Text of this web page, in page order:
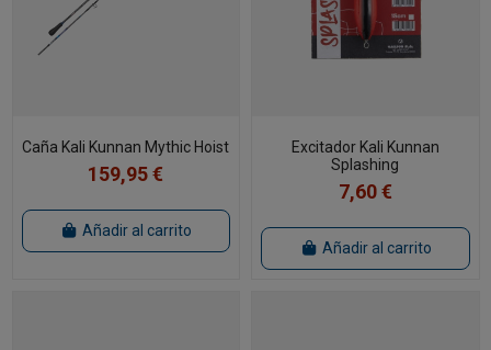
Caña Kali Kunnan Mythic Hoist
159,95 €
Añadir al carrito
Excitador Kali Kunnan
Splashing
7,60 €
Añadir al carrito